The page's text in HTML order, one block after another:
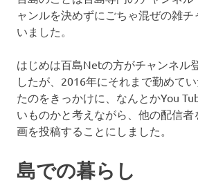
ャンルを決めずにごちゃ混ぜの雑
いました。
はじめは百島Netの方がチャンネル
したが、2016年にそれまで勤めて
たのをきっかけに、なんとかYou
いものかと考えながら、他の配信
画を投稿することにしました。
島での暮らし